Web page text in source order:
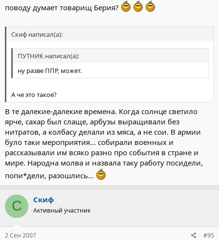
поводу думает товарищ Берия?
Скиф написал(а):
ПУТНИК написал(а):
ну разве ППР, может.
А че это такое?
В те далекие-далекие времена. Когда солнце светило
ярче, сахар был слаще, арбузы выращивали без
нитратов, а колбасу делали из мяса, а не сои. В армии
було таки мероприятия... собирали военных и
рассказывали им всяко разно про события в стране и
мире. Народна молва и назвала таку работу посидели,
попи*дели, разошлись...
С Скиф
Активный участник
2 Сен 2007 #95